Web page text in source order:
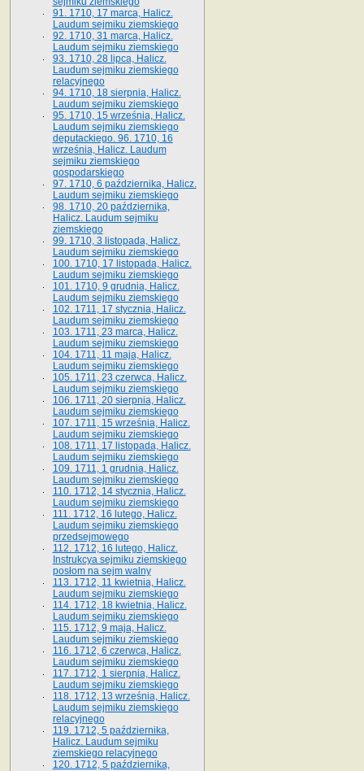
91. 1710, 17 marca, Halicz.
Laudum sejmiku ziemskiego
92. 1710, 31 marca, Halicz.
Laudum sejmiku ziemskiego
93. 1710, 28 lipca, Halicz.
Laudum sejmiku ziemskiego
relacyjnego
94. 1710, 18 sierpnia, Halicz.
Laudum sejmiku ziemskiego
95. 1710, 15 września, Halicz.
Laudum sejmiku ziemskiego
deputackiego. 96. 1710, 16
września, Halicz. Laudum
sejmiku ziemskiego
gospodarskiego
97. 1710, 6 października, Halicz.
Laudum sejmiku ziemskiego
98. 1710, 20 października,
Halicz. Laudum sejmiku
ziemskiego
99. 1710, 3 listopada, Halicz.
Laudum sejmiku ziemskiego
100. 1710, 17 listopada, Halicz.
Laudum sejmiku ziemskiego
101. 1710, 9 grudnia, Halicz.
Laudum sejmiku ziemskiego
102. 1711, 17 stycznia, Halicz.
Laudum sejmiku ziemskiego
103. 1711, 23 marca, Halicz.
Laudum sejmiku ziemskiego
104. 1711, 11 maja, Halicz.
Laudum sejmiku ziemskiego
105. 1711, 23 czerwca, Halicz.
Laudum sejmiku ziemskiego
106. 1711, 20 sierpnia, Halicz.
Laudum sejmiku ziemskiego
107. 1711, 15 września, Halicz.
Laudum sejmiku ziemskiego
108. 1711, 17 listopada, Halicz.
Laudum sejmiku ziemskiego
109. 1711, 1 grudnia, Halicz.
Laudum sejmiku ziemskiego
110. 1712, 14 stycznia, Halicz.
Laudum sejmiku ziemskiego
111. 1712, 16 lutego, Halicz.
Laudum sejmiku ziemskiego
przedsejmowego
112. 1712, 16 lutego, Halicz.
Instrukcya sejmiku ziemskiego
posłom na sejm walny
113. 1712, 11 kwietnia, Halicz.
Laudum sejmiku ziemskiego
114. 1712, 18 kwietnia, Halicz.
Laudum sejmiku ziemskiego
115. 1712, 9 maja, Halicz.
Laudum sejmiku ziemskiego
116. 1712, 6 czerwca, Halicz.
Laudum sejmiku ziemskiego
117. 1712, 1 sierpnia, Halicz.
Laudum sejmiku ziemskiego
118. 1712, 13 września, Halicz.
Laudum sejmiku ziemskiego
relacyjnego
119. 1712, 5 października,
Halicz. Laudum sejmiku
ziemskiego relacyjnego
120. 1712, 5 października,